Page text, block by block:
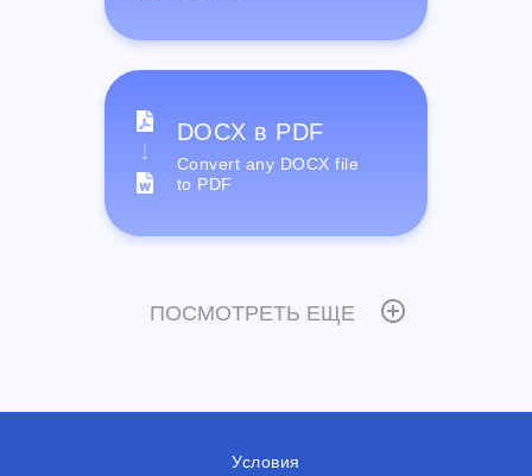
DOCX в PDF
Convert any DOCX file
to PDF
ПОСМОТРЕТЬ ЕЩЕ
Условия